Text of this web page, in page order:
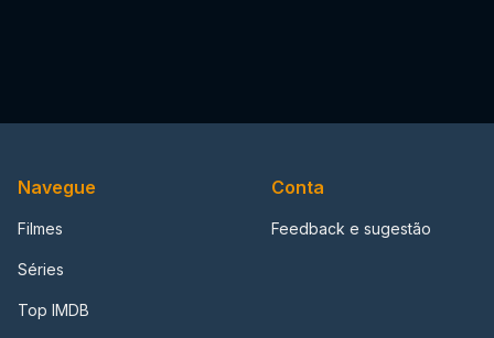
Navegue
Filmes
Séries
Top IMDB
Conta
Feedback e sugestão